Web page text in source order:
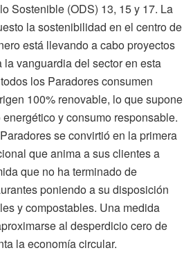
Sostenible (ODS) 13, 15 y 17. La
la sostenibilidad en el centro de
está llevando a cabo proyectos
vanguardia del sector en esta
los Paradores consumen
100% renovable, lo que supone
y consumo responsable.
se convirtió en la primera
que anima a sus clientes a
que no ha terminado de
poniendo a su disposición
y compostables. Una medida
al desperdicio cero de
la economía circular.